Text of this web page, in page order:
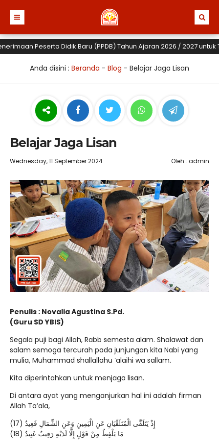
Peserta Didik Baru (PPDB) Tahun Ajaran 2026 / 2027 untuk
Anda disini : Beranda - Blog - Belajar Jaga Lisan
Belajar Jaga Lisan
Wednesday, 11 September 2024 Oleh : admin
Penulis : Novalia Agustina S.Pd.
(Guru SD YBIS)
Segala puji bagi Allah, Rabb semesta alam. Shalawat dan
salam semoga tercurah pada junjungan kita Nabi yang
mulia, Muhammad shallallahu ‘alaihi wa sallam.
Kita diperintahkan untuk menjaga lisan.
Di antara ayat yang menganjurkan hal ini adalah firman
Allah Ta’ala,
إِذْ يَتَلَقَّى الْمُتَلَقِّيَانِ عَنِ الْيَمِينِ وَعَنِ الشِّمَالِ قَعِيدٌ (17)
مَا يَلْفِظُ مِنْ قَوْلٍ إِلَّا لَدَيْهِ رَقِيبٌ عَتِيدٌ (18)